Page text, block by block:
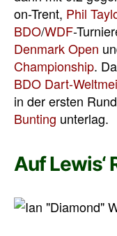
on-Trent, Phil
BDO/WDF-
Denmark Open
Championship.
BDO Dart-
in der ersten
Bunting unterlag.
Auf Lewis‘